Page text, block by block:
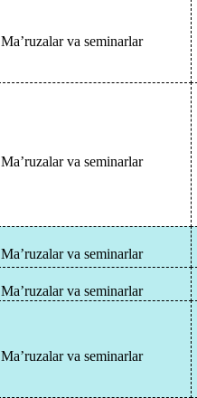
Ma’ruzalar va seminarlar
Ma’ruzalar va seminarlar
Ma’ruzalar va seminarlar
Ma’ruzalar va seminarlar
Ma’ruzalar va seminarlar